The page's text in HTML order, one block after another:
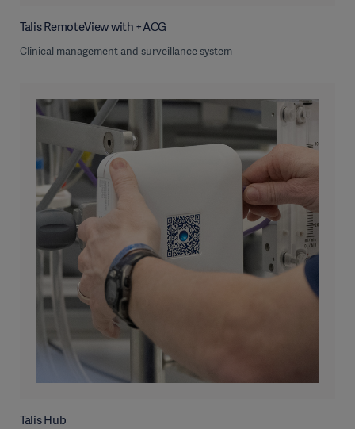
Talis RemoteView with +ACG
Clinical management and surveillance system
Talis Hub